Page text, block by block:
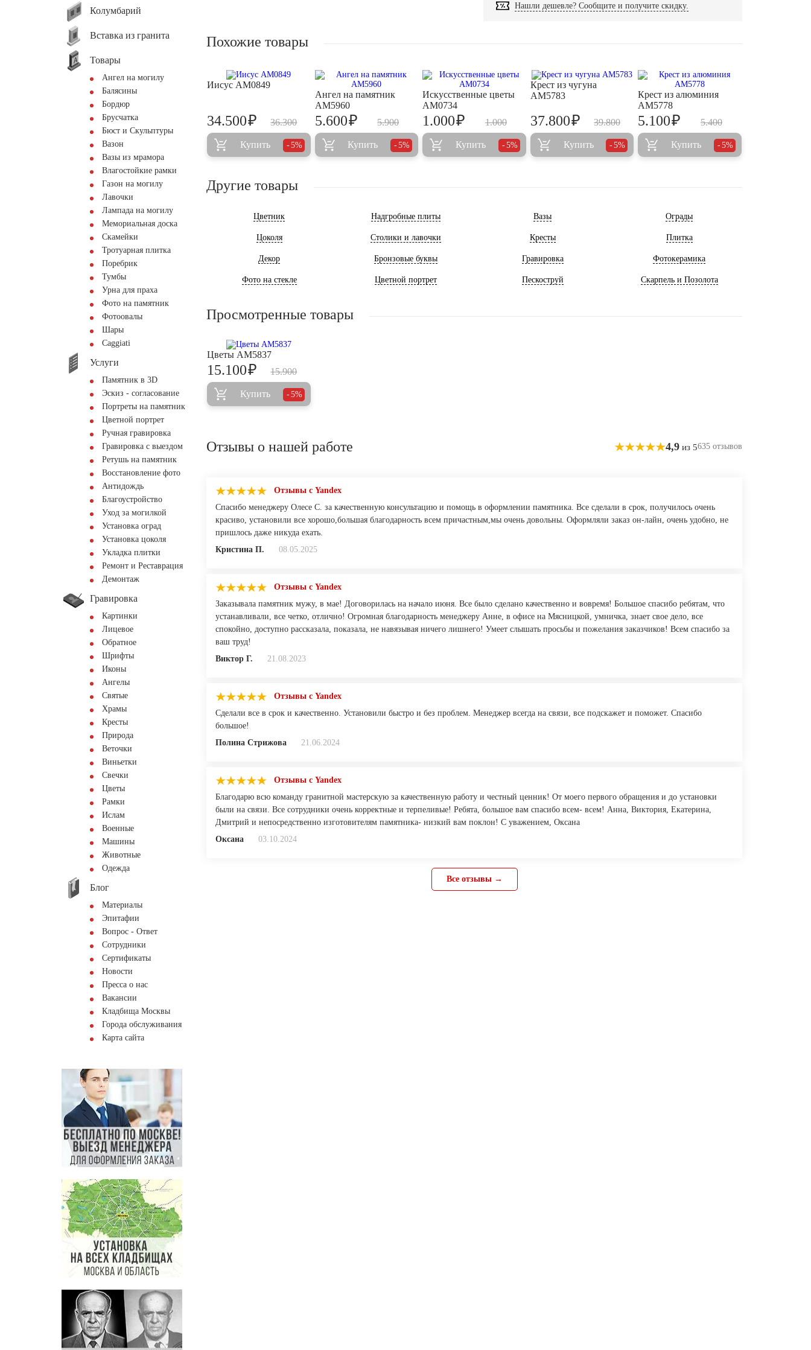
Колумбарий
Вставка из гранита
Товары
Ангел на могилу
Балясины
Бордюр
Брусчатка
Бюст и Скульптуры
Вазон
Вазы из мрамора
Влагостойкие рамки
Газон на могилу
Лавочки
Лампада на могилу
Мемориальная доска
Скамейки
Тротуарная плитка
Поребрик
Тумбы
Урна для праха
Фото на памятник
Фотоовалы
Шары
Сaggiati
Услуги
Памятник в 3D
Эскиз - согласование
Портреты на памятник
Цветной портрет
Ручная гравировка
Гравировка с выездом
Ретушь на памятник
Восстановление фото
Антидождь
Благоустройство
Уход за могилкой
Установка оград
Установка цоколя
Укладка плитки
Ремонт и Реставрация
Демонтаж
Гравировка
Картинки
Лицевое
Обратное
Шрифты
Иконы
Ангелы
Святые
Храмы
Кресты
Природа
Веточки
Виньетки
Свечки
Цветы
Рамки
Ислам
Военные
Машины
Животные
Одежда
Блог
Материалы
Эпитафии
Вопрос - Ответ
Сотрудники
Сертификаты
Новости
Пресса о нас
Вакансии
Кладбища Москвы
Города обслуживания
Карта сайта
Нашли дешевле? Сообщите и получите скидку.
Похожие товары
Иисус AM0849
36.300
34.500₽
Купить 5%
Ангел на памятник
AM5960
5.900
5.600₽
Купить 5%
Искусственные цветы
AM0734
1.000
1.000₽
Купить 5%
Крест из чугуна
AM5783
39.800
37.800₽
Купить 5%
Крест из алюминия
AM5778
5.400
5.100₽
Купить 5%
Другие товары
Цветник Надгробные плиты Вазы Ограды
Цоколя Столики и лавочки Кресты Плитка
Декор Бронзовые буквы Гравировка Фотокерамика
Фото на стекле Цветной портрет Пескоструй Скарпель и Позолота
Просмотренные товары
Цветы AM5837
15.900
15.100₽
Купить 5%
Отзывы о нашей работе 4,9 из 5635 отзывов
Отзывы с Yandex
Спасибо менеджеру Олесе С. за качественную консультацию и помощь в оформлении памятника. Все сделали в срок, получилось очень
красиво, установили все хорошо,большая благодарность всем причастным,мы очень довольны. Оформляли заказ он-лайн, очень удобно, не
пришлось даже никуда ехать.
Кристина П.
08.05.2025
Отзывы с Yandex
Заказывала памятник мужу, в мае! Договорилась на начало июня. Все было сделано качественно и вовремя! Большое спасибо ребятам, что
устанавливали, все четко, отлично! Огромная благодарность менеджеру Анне, в офисе на Мясницкой, умничка, знает свое дело, все
спокойно, доступно рассказала, показала, не навязывая ничего лишнего! Умеет слышать просьбы и пожелания заказчиков! Всем спасибо за
ваш труд!
Виктор Г.
21.08.2023
Отзывы с Yandex
Сделали все в срок и качественно. Установили быстро и без проблем. Менеджер всегда на связи, все подскажет и поможет. Спасибо
большое!
Полина Стрижова
21.06.2024
Отзывы с Yandex
Благодарю всю команду гранитной мастерскую за качественную работу и честный ценник! От моего первого обращения и до установки
были на связи. Все сотрудники очень корректные и терпеливые! Ребята, большое вам спасибо всем- всем! Анна, Виктория, Екатерина,
Дмитрий и непосредственно изготовителям памятника- низкий вам поклон! С уважением, Оксана
Оксана
03.10.2024
Все отзывы →